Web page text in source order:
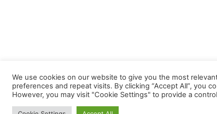
We use cookies on our website to give you the most
preferences and repeat visits. By clicking “Accept All”, you
However, you may visit "Cookie Settings" to provide a